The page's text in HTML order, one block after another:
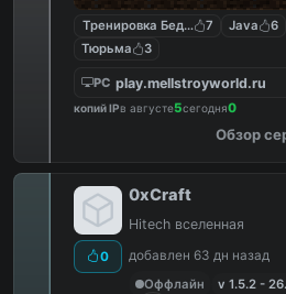
Тренировка Бед Варс
7 Java 6
Тюрьма
3
PC play.mellstroyworld.ru
копий IPв августе5сегодня0
Обзор
0
0xCraft
Hitech вселенная
добавлен 63 дн назад
Оффлайн
v 1.5.2 -